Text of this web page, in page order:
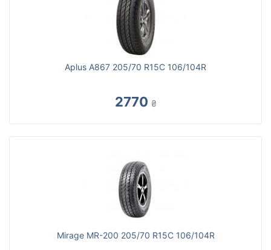
Aplus A867 205/70 R15C 106/104R
2770 ₴
Mirage MR-200 205/70 R15C 106/104R